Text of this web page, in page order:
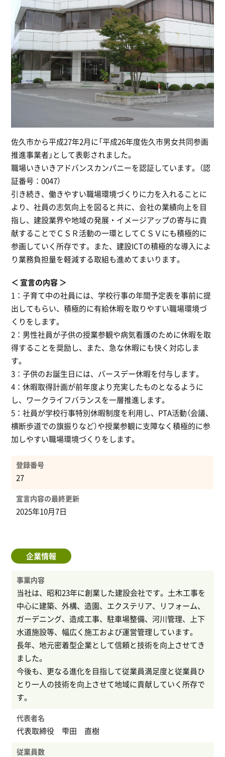
佐久市から平成27年2月に「平成26年度佐久市男女共同参画
推進事業者」として表彰されました。
職場いきいきアドバンスカンパニーを認証しています。（認
証番号：0047）
引き続き、働きやすい職場環境づくりに力を入れることに
より、社員の志気向上を図ると共に、会社の業績向上を目
指し、建設業界や地域の発展・イメージアップの寄与に貢
献することでＣＳＲ活動の一環としてＣＳＶにも積極的に
参画していく所存です。また、建設ICTの積極的な導入によ
り業務負担量を軽減する取組も進めてまいります。
宣言の内容
1：子育て中の社員には、学校行事の年間予定表を事前に提
出してもらい、積極的に有給休暇を取りやすい職場環境づ
くりをします。
2：男性社員が子供の授業参観や病気看護のために休暇を取
得することを奨励し、また、急な休暇にも快く対応しま
す。
3：子供のお誕生日には、バースデー休暇を付与します。
4：休暇取得計画が前年度より充実したものとなるように
し、ワークライフバランスを一層推進します。
5：社員が学校行事特別休暇制度を利用し、PTA活動（会議、
横断歩道での旗振りなど）や授業参観に支障なく積極的に参
加しやすい職場環境づくりをします。
登録番号
27
宣言内容の最終更新
2025年10月7日
企業情報
事業内容
当社は、昭和23年に創業した建設会社です。土木工事を
中心に建築、外構、造園、エクステリア、リフォーム、
ガーデニング、造成工事、駐車場整備、河川管理、上下
水道施設等、幅広く施工および運営管理しています。
長年、地元密着型企業として信頼と技術を向上させてき
ました。
今後も、更なる進化を目指して従業員満足度と従業員ひ
とり一人の技術を向上させて地域に貢献していく所存で
す。
代表者名
代表取締役 雫田 直樹
従業員数